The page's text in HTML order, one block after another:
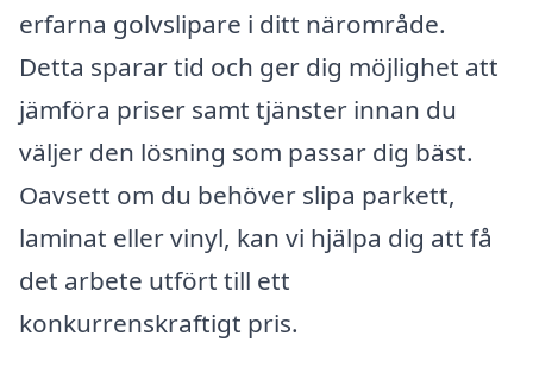
erfarna golvslipare i ditt närområde.
Detta sparar tid och ger dig möjlighet att
jämföra priser samt tjänster innan du
väljer den lösning som passar dig bäst.
Oavsett om du behöver slipa parkett,
laminat eller vinyl, kan vi hjälpa dig att få
det arbete utfört till ett
konkurrenskraftigt pris.